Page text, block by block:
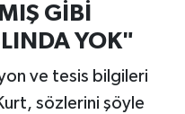
GİBİ
YOK"
ve tesis bilgileri
sözlerini şöyle